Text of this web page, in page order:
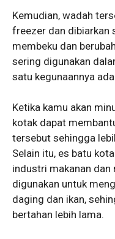
Kemudian, wadah
freezer dan dibiarkan
membeku dan
sering digunakan
satu kegunaannya
Ketika kamu akan
kotak dapat
tersebut sehingga
Selain itu, es batu
industri makanan dan
digunakan untuk
daging dan ikan,
bertahan lebih lama.